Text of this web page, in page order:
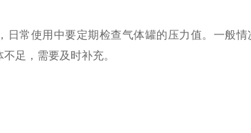
常使用中要定期检查气体罐的压力值。一般情
足，需要及时补充。